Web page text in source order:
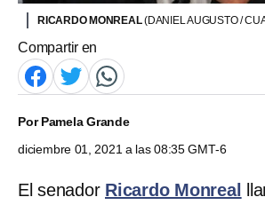
RICARDO MONREAL(DANIEL AUGUSTO /
Compartir en
PorPamela Grande
diciembre 01, 2021 a las 08:35 GMT-6
El senador Ricardo Monreal